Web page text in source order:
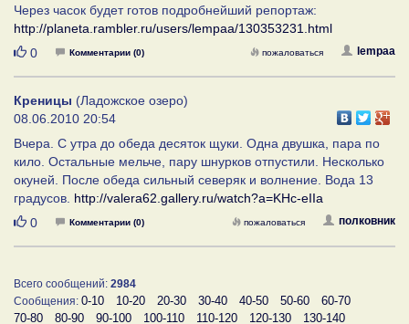
Через часок будет готов подробнейший репортаж:
http://planeta.rambler.ru/users/lempaa/130353231.html
Нравится
0 Комментарии (0) lempaa
пожаловаться
Креницы (Ладожское озеро)
08.06.2010 20:54
Вчера. С утра до обеда десяток щуки. Одна двушка, пара по
кило. Остальные мельче, пару шнурков отпустили. Несколько
окуней. После обеда сильный северяк и волнение. Вода 13
градусов. http://valera62.gallery.ru/watch?a=KHc-eIIa
Нравится
0 Комментарии (0) полковник
пожаловаться
Всего сообщений: 2984
Сообщения: 0-10 10-20 20-30 30-40 40-50 50-60
60-70
70-80
80-90 90-100 100-110 110-120 120-130
130-140